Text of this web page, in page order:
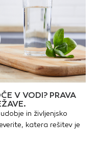
sprijemnost. Ne
portland cementa,
veziv in hidrofobnih
V VODI? PRAVA
in življenjsko
katera rešitev je